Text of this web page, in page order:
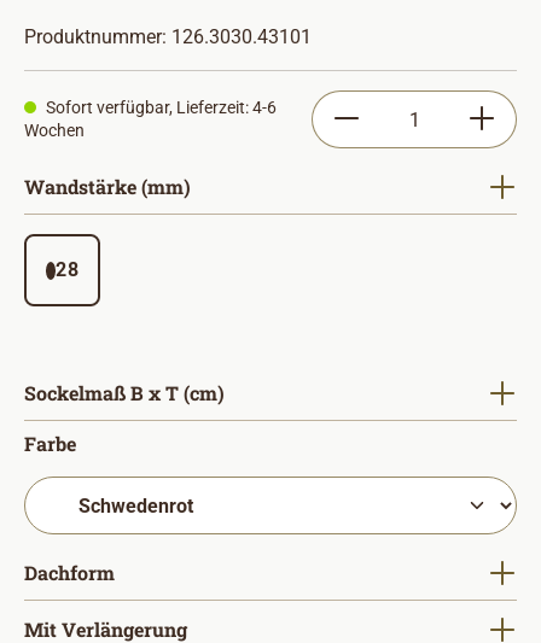
Produktnummer: 126.3030.43101
Sofort verfügbar, Lieferzeit: 4-6
Wochen
Produkt Anzahl:
Wandstärke (mm)
28
Sockelmaß B x T (cm)
Farbeauswählen
Dachform
Mit Verlängerungauswählen